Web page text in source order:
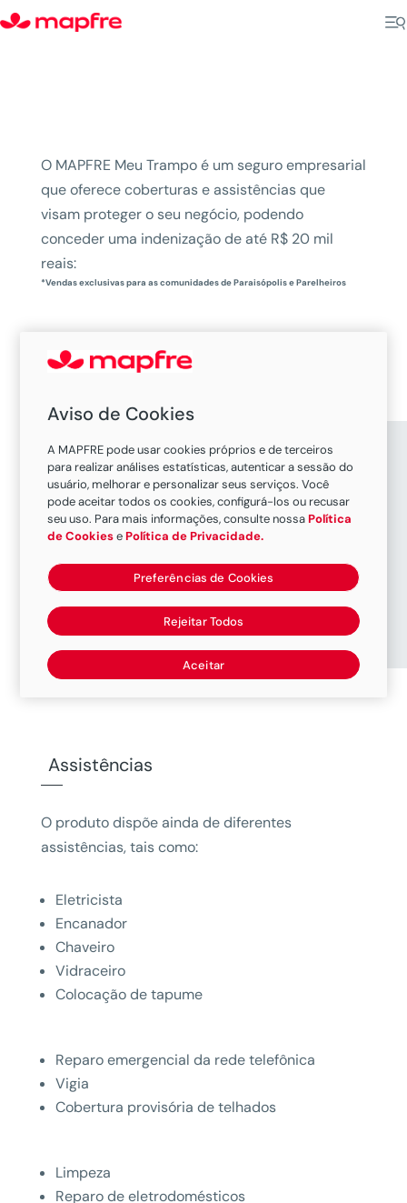
O MAPFRE Meu Trampo é um seguro empresarial
que oferece coberturas e assistências que
visam proteger o seu negócio, podendo
conceder uma indenização de até R$ 20 mil
reais:
*Vendas exclusivas para as comunidades de Paraisópolis e Parelheiros
Tipos de Negócios

Confeitarias
Assistências
O produto dispõe ainda de diferentes
assistências, tais como:
Eletricista
Encanador
Chaveiro
Vidraceiro
Colocação de tapume
Reparo emergencial da rede telefônica
Vigia
Cobertura provisória de telhados
Limpeza
Reparo de eletrodomésticos
Aviso de Cookies
A MAPFRE pode usar cookies próprios e de terceiros
para realizar análises estatísticas, autenticar a sessão do
usuário, melhorar e personalizar seus serviços. Você
pode aceitar todos os cookies, configurá-los ou recusar
seu uso. Para mais informações, consulte nossaPolítica
de CookiesePolítica de Privacidade.
Preferências de Cookies
Rejeitar Todos
Aceitar